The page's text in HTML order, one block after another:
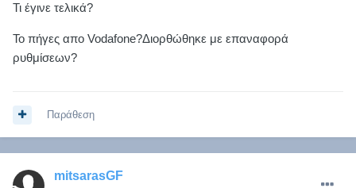
Τι έγινε τελικά?
Το πήγες απο Vodafone?Διορθώθηκε με επαναφορά
ρυθμίσεων?
Παράθεση
mitsarasGF